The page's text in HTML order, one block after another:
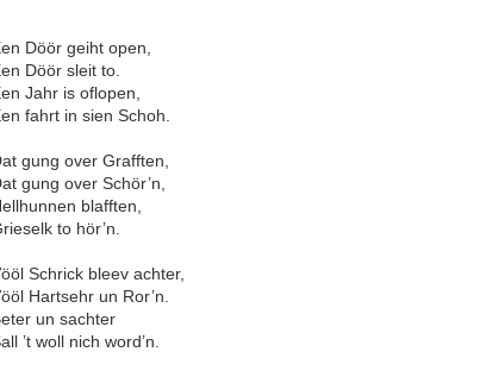
Döör geiht open,
Döör sleit to.
Jahr is oflopen,
fahrt in sien Schoh.
gung over Grafften,
gung over Schör’n,
blafften,
to hör’n.
Schrick bleev achter,
Hartsehr un Ror’n.
un sachter
’t woll nich word’n.